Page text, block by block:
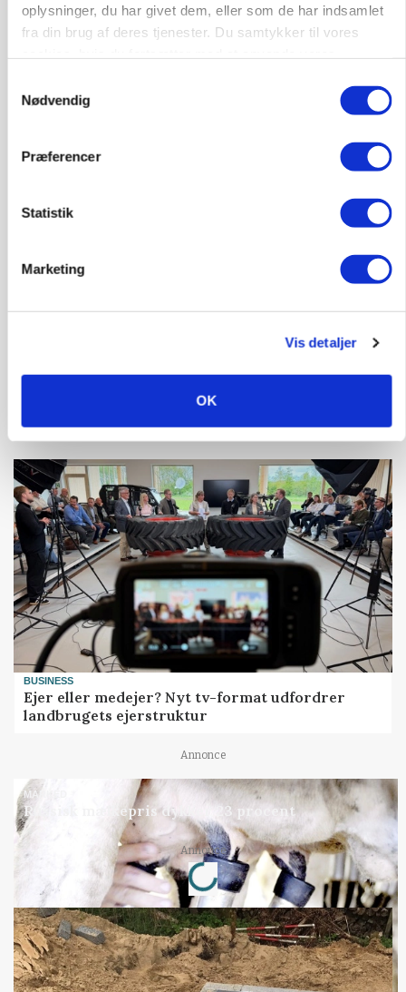
oplysninger, du har givet dem, eller som de har indsamlet
fra din brug af deres tjenester. Du samtykker til vores
Nødvendig
Præferencer
Statistik
Marketing
Vis detaljer
OK
konkurrence- og produktionsvilkår
Loading...
Prisgab på 20 kroner pr. kg vokser: Polsk kylling
BUSINESS
Ejer eller medejer? Nyt tv-format udfordrer
landbrugets ejerstruktur
Annonce
MARKED
Russisk mælkepris dykker 23 procent
Annonce
Loading...